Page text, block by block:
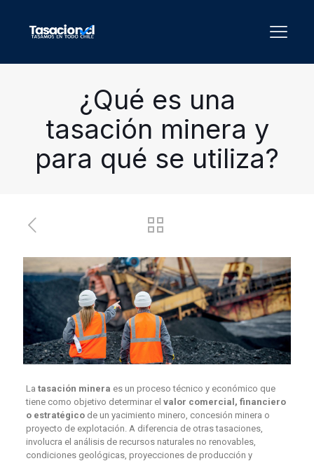
¿Qué es una
tasación minera y
para qué se utiliza?
La tasación minera es un proceso técnico y económico que
tiene como objetivo determinar el valor comercial, financiero
o estratégicode un yacimiento minero, concesión minera o
proyecto de explotación. A diferencia de otras tasaciones,
involucra el análisis de recursos naturales no renovables,
condiciones geológicas, proyecciones de producción y